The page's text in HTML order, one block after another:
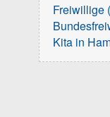
Freiwillige
Kita in